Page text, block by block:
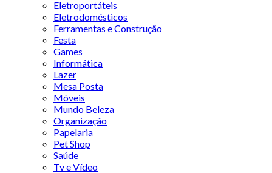
Eletroportáteis
Eletrodomésticos
Ferramentas e Construção
Festa
Games
Informática
Lazer
Mesa Posta
Móveis
Mundo Beleza
Organização
Papelaria
Pet Shop
Saúde
Tv e Vídeo